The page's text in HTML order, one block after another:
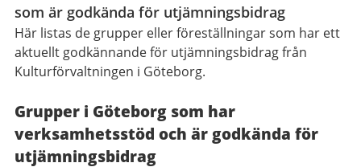
som är godkända för utjämningsbidrag
Här listas de grupper eller föreställningar som har ett
aktuellt godkännande för utjämningsbidrag från
Kulturförvaltningen i Göteborg.
Grupper i Göteborg som har
verksamhetsstöd och är godkända för
utjämningsbidrag